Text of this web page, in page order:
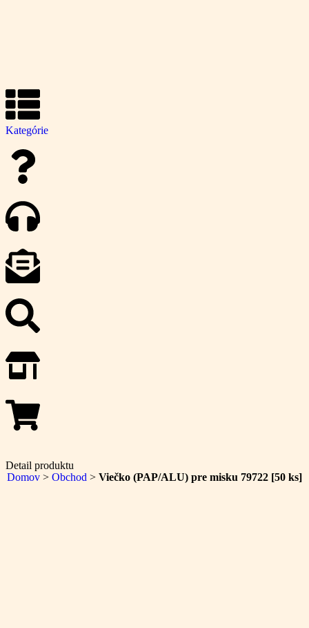
Kategórie
Detail produktu
Domov > Obchod > Viečko (PAP/ALU) pre misku 79722 [50 ks]